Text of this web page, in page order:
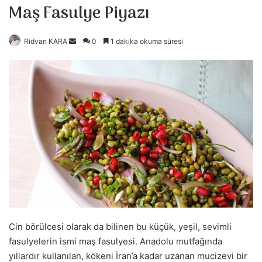
Maş Fasulye Piyazı
Ridvan KARA
e
-
p
o
s
t
a
g
ö
d
e
r
0 1 dakika okuma süresi
Cin börülcesi olarak da bilinen bu küçük, yeşil, sevimli
fasulyelerin ismi maş fasulyesi. Anadolu mutfağında
yıllardır kullanılan, kökeni İran’a kadar uzanan mucizevi bir